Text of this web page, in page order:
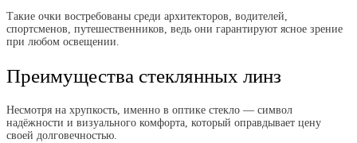
Такие очки востребованы среди архитекторов, водителей,
спортсменов, путешественников, ведь они гарантируют ясное зрение
при любом освещении.
Преимущества стеклянных линз
Несмотря на хрупкость, именно в оптике стекло — символ
надёжности и визуального комфорта, который оправдывает цену
своей долговечностью.